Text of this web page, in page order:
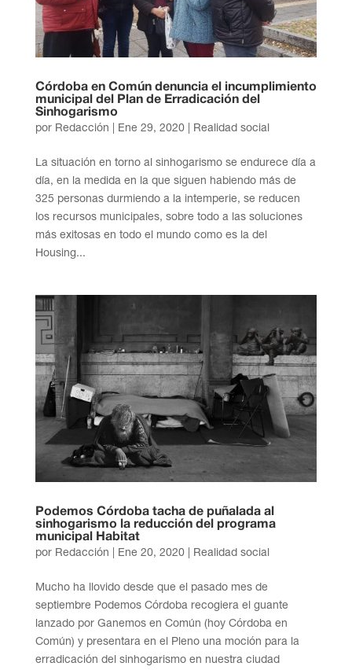
Córdoba en Común denuncia el incumplimiento
municipal del Plan de Erradicación del
Sinhogarismo
por Redacción | Ene 29, 2020| Realidad social
La situación en torno al sinhogarismo se endurece día a
día, en la medida en la que siguen habiendo más de
325 personas durmiendo a la intemperie, se reducen
los recursos municipales, sobre todo a las soluciones
más exitosas en todo el mundo como es la del
Housing...
Podemos Córdoba tacha de puñalada al
sinhogarismo la reducción del programa
municipal Habitat
por Redacción Ene 20, 2020| Realidad social
Mucho ha llovido desde que el pasado mes de
septiembre Podemos Córdoba recogiera el guante
lanzado por Ganemos en Común (hoy Córdoba en
Común) y presentara en el Pleno una moción para la
erradicación del sinhogarismo en nuestra ciudad